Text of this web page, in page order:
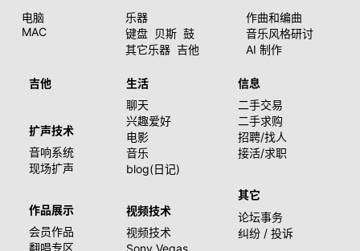
电脑
MAC
乐器
键盘 贝斯 鼓
其它乐器 吉他
作曲和编曲
音乐风格研讨
AI 制作
吉他
扩声技术
音响系统
现场扩声
作品展示
会员作品
翻唱专区
生活
聊天
兴趣爱好
电影
音乐
blog(日记)
视频技术
视频技术
信息
二手交易
二手求购
招聘/找人
接活/求职
其它
论坛事务
纠纷 / 投诉